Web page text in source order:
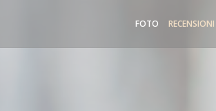
FOTO RECENSIONI